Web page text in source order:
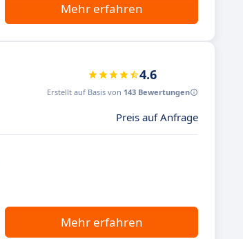
Mehr erfahren
4.6
Erstellt auf Basis von 143 Bewertungen
Preis auf Anfrage
Mehr erfahren